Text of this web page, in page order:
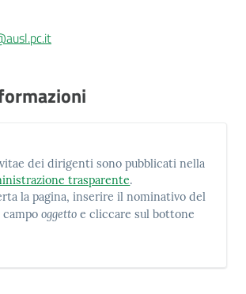
dei dirigenti sono pubblicati nella
trasparente.
la pagina, inserire il nominativo del
campooggetto e cliccare sul bottone